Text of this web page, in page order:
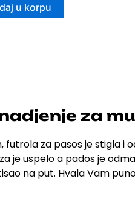
u korpu
za
futrola za pasos je stigla i
je uspelo a pados je
na put. Hvala Vam